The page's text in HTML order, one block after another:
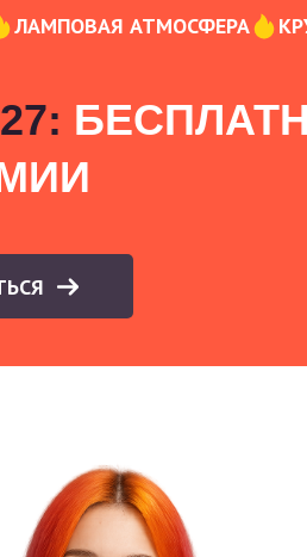
ЛАМПОВАЯ АТМОСФЕРА